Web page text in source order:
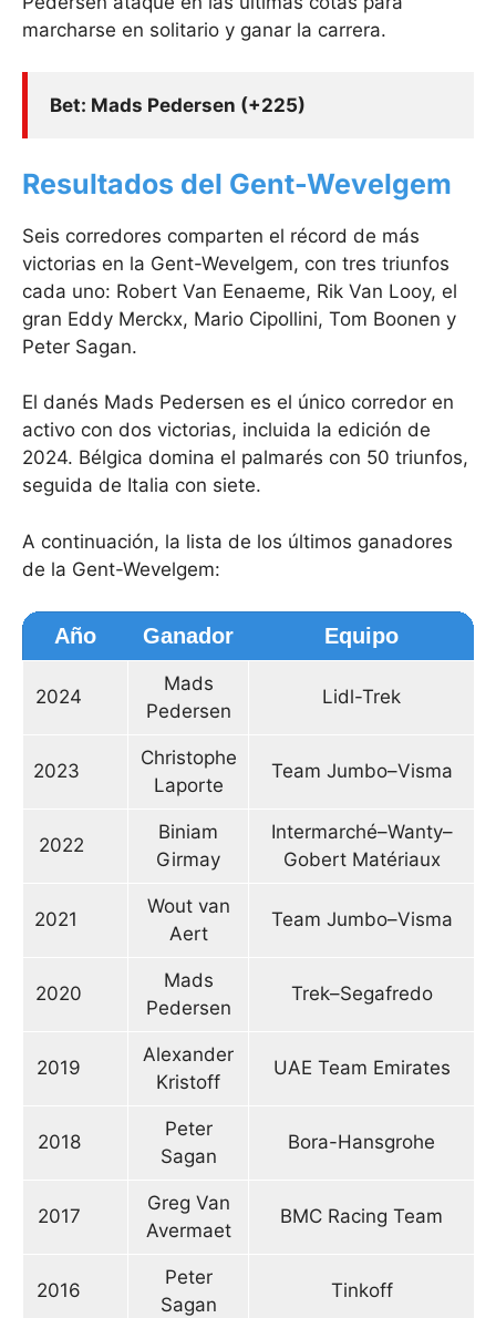
marcharse en solitario y ganar la carrera.
Bet: Mads Pedersen (+225)
Resultados del Gent-Wevelgem
Seis corredores comparten el récord de más
victorias en la Gent-Wevelgem, con tres triunfos
cada uno: Robert Van Eenaeme, Rik Van Looy, el
gran Eddy Merckx, Mario Cipollini, Tom Boonen y
Peter Sagan.
El danés Mads Pedersen es el único corredor en
activo con dos victorias, incluida la edición de
2024. Bélgica domina el palmarés con 50 triunfos,
seguida de Italia con siete.
A continuación, la lista de los últimos ganadores
de la Gent-Wevelgem:
Año Ganador Equipo
2024
Mads
Pedersen
Lidl-Trek
2023
Christophe
Laporte
Team Jumbo–Visma
2022
Biniam
Girmay
Intermarché–Wanty–
Gobert Matériaux
2021
Wout van
Aert
Team Jumbo–Visma
2020
Mads
Pedersen
Trek–Segafredo
2019
Alexander
Kristoff
UAE Team Emirates
2018
Peter
Sagan
Bora-Hansgrohe
2017
Greg Van
Avermaet
BMC Racing Team
2016
Peter
Sagan
Tinkoff